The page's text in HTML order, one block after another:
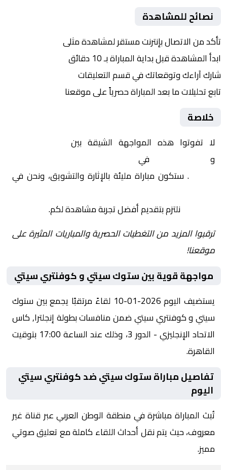
نصائح للمشاهدة
تأكد من الاتصال بإنترنت مستقر لمشاهدة مثلى
ابدأ المشاهدة قبل بداية المباراة بـ 10 دقائق
شارك آراءك وتوقعاتك في قسم التعليقات
تابع تحليلات ما بعد المباراة حصرياً على موقعنا
خلاصة
لا تفوتوا هذه المواجهة الشيقة بين
وكوفنتري سيتي في
. ستكون مباراة مليئة بالإثارة والتشويق، ونحن في
نلتزم بتقديم أفضل تجربة مشاهدة لكم.
ترقبوا المزيد من التغطيات الحصرية والمباريات المثيرة على
موقعنا!
مواجهة قوية بين ستوك سيتي و كوفنتري سيتي
يستضيف اليوم 2026-01-10 لقاءً مرتقبًا يجمع بين ستوك
سيتي و كوفنتري سيتي ضمن منافسات بطولة إنجلترا, كاس
الاتحاد الإنجليزي - الدور 3، وذلك عند الساعة 17:00 بتوقيت
القاهرة.
تفاصيل مباراة ستوك سيتي ضد كوفنتري سيتي
اليوم
تُبث المباراة مباشرة في منطقة الوطن العربي عبر قناة غير
معروف، حيث يتم نقل أحداث اللقاء كاملة مع تعليق صوتي
مميز.